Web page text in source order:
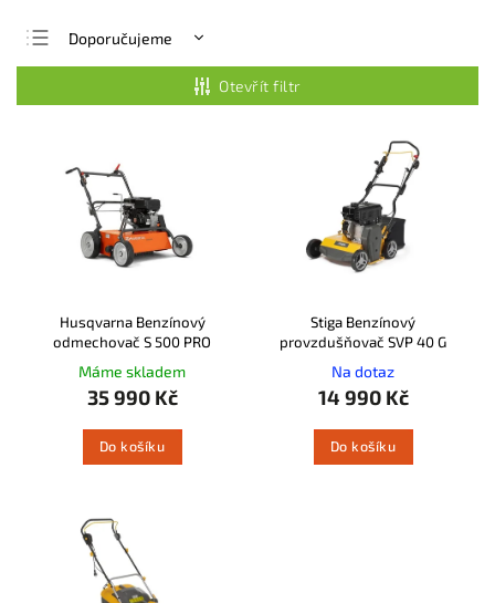
Doporučujeme
Nejdražší
Abecedně
Otevřít filtr
Husqvarna Benzínový
odmechovač S 500 PRO
Máme skladem
35 990 Kč
Do košíku
Stiga Benzínový
provzdušňovač SVP 40 G
Na dotaz
14 990 Kč
Do košíku